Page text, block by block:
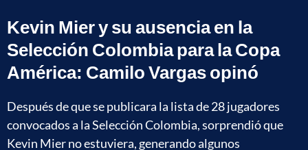
Kevin Mier y su ausencia en la
Selección Colombia para la Copa
América: Camilo Vargas opinó
Después de que se publicara la lista de 28 jugadores
convocados a la Selección Colombia, sorprendió que
Kevin Mier no estuviera, generando algunos